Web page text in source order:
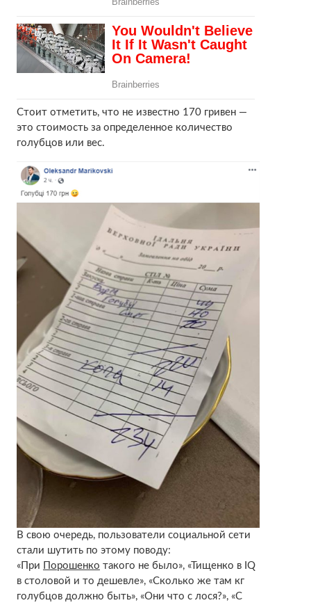
Стоит отметить, что не известно 170 гривен —
это стоимость за определенное количество
голубцов или вес.
В свою очередь, пользователи социальной сети
стали шутить по этому поводу:
«При
Порошенко такого не было», «Тищенко в IQ
в столовой и то дешевле», «Сколько же там кг
голубцов должно быть», «Они что с лося?», «С